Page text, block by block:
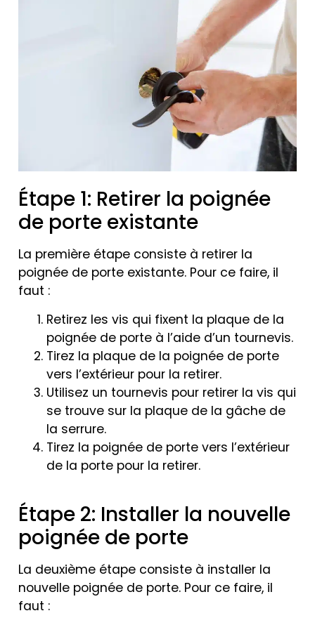
Étape 1: Retirer la poignée
de porte existante
La première étape consiste à retirer la
poignée de porte existante. Pour ce faire, il
faut :
Retirez les vis qui fixent la plaque de la
poignée de porte à l’aide d’un tournevis.
Tirez la plaque de la poignée de porte
vers l’extérieur pour la retirer.
Utilisez un tournevis pour retirer la vis qui
se trouve sur la plaque de la gâche de
la serrure.
Tirez la poignée de porte vers l’extérieur
de la porte pour la retirer.
Étape 2: Installer la nouvelle
poignée de porte
La deuxième étape consiste à installer la
nouvelle poignée de porte. Pour ce faire, il
faut :